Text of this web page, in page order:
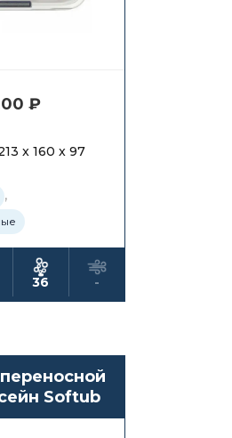
₽
x 160 x 97
,
36 -
Softub